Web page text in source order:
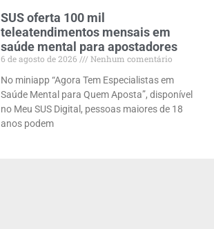
SUS oferta 100 mil
teleatendimentos mensais em
saúde mental para apostadores
6 de agosto de 2026
Nenhum comentário
No miniapp “Agora Tem Especialistas em
Saúde Mental para Quem Aposta”, disponível
no Meu SUS Digital, pessoas maiores de 18
anos podem